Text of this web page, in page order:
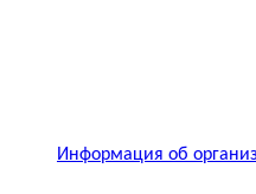
Информация об